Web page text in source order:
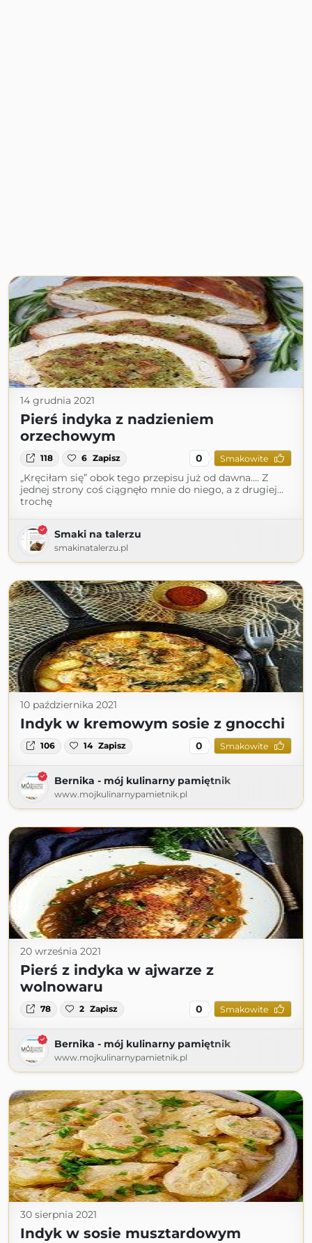
14 grudnia 2021
Pierś indyka z nadzieniem
orzechowym
118 6 Zapisz 0 Smakowite
„Kręciłam się” obok tego przepisu już od dawna…. Z
jednej strony coś ciągnęło mnie do niego, a z drugiej…
trochę
Smaki na talerzu
smakinatalerzu.pl
10 października 2021
Indyk w kremowym sosie z gnocchi
106 14 Zapisz 0 Smakowite
Bernika - mój kulinarny pamiętnik
www.mojkulinarnypamietnik.pl
20 września 2021
Pierś z indyka w ajwarze z
wolnowaru
78 2 Zapisz 0 Smakowite
Bernika - mój kulinarny pamiętnik
www.mojkulinarnypamietnik.pl
30 sierpnia 2021
Indyk w sosie musztardowym